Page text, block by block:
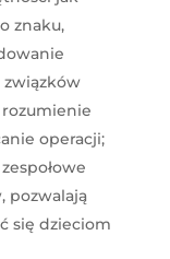
znaku,
związków
operacji;
pozwalają
się dzieciom